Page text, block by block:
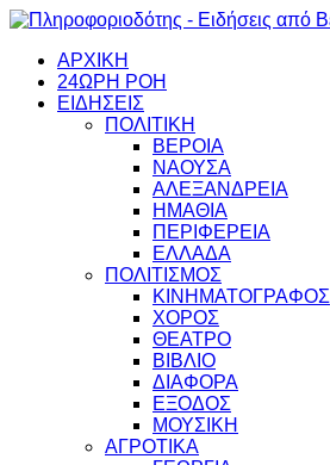
ΑΡΧΙΚΗ
24ΩΡΗ ΡΟΗ
ΕΙΔΗΣΕΙΣ
ΠΟΛΙΤΙΚΗ
ΒΕΡΟΙΑ
ΝΑΟΥΣΑ
ΑΛΕΞΑΝΔΡΕΙΑ
ΗΜΑΘΙΑ
ΠΕΡΙΦΕΡΕΙΑ
ΕΛΛΑΔΑ
ΠΟΛΙΤΙΣΜΟΣ
ΚΙΝΗΜΑΤΟΓΡΑΦΟΣ
ΧΟΡΟΣ
ΘΕΑΤΡΟ
ΒΙΒΛΙΟ
ΔΙΑΦΟΡΑ
ΕΞΟΔΟΣ
ΜΟΥΣΙΚΗ
ΑΓΡΟΤΙΚΑ